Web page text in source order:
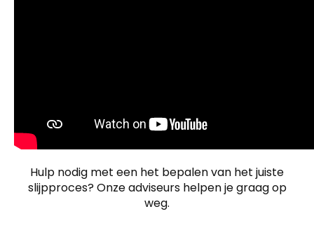
Hulp nodig met een het bepalen van het juiste
slijpproces? Onze adviseurs helpen je graag op
weg.